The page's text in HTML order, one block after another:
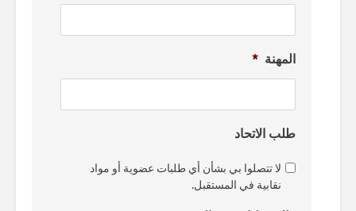
المهنة *
طلب الاتحاد
لا تتصلوا بي بشأن أي طلبات عضوية أو مواد
نقابية في المستقبل.